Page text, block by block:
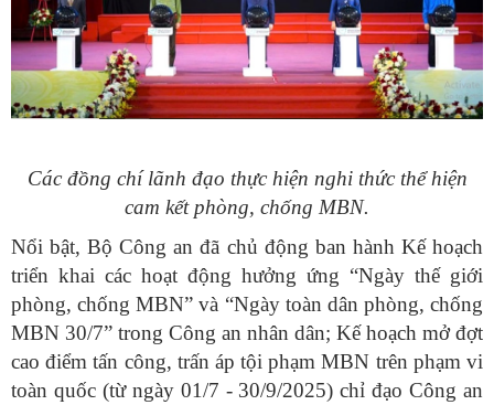
Các đồng chí lãnh đạo thực hiện nghi thức thể hiện
cam kết phòng, chống MBN.
Nổi bật, Bộ Công an đã chủ động ban hành Kế hoạch
triển khai các hoạt động hưởng ứng “Ngày thế giới
phòng, chống MBN” và “Ngày toàn dân phòng, chống
MBN 30/7” trong Công an nhân dân; Kế hoạch mở đợt
cao điểm tấn công, trấn áp tội phạm MBN trên phạm vi
toàn quốc (từ ngày 01/7 - 30/9/2025) chỉ đạo Công an